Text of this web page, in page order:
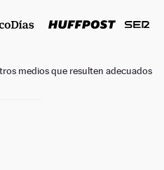
medios que resulten adecuados